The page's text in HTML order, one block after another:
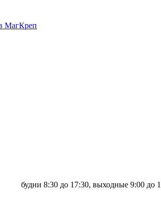
будни 8:30 до 17:30, выходные 9:00 до